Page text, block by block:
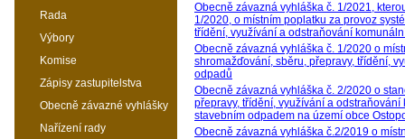
Rada
Výbory
Komise
Zápisy zastupitelstva
Obecně závazné vyhlášky
Nařízení rady
Obecně závazná vyhláška č. 1/2021,
1/2020, o místním poplatku za provoz
třídění, využívání a odstraňování
Obecně závazná vyhláška č. 1/2020 o
shromažďování, sběru, přepravy, třídění,
odpadů
Obecně závazná vyhláška č. 2/2020 o
přepravy, třídění, využívání a
stavebním odpadem na území obce
Obecně závazná vyhláška č.2/2019 o